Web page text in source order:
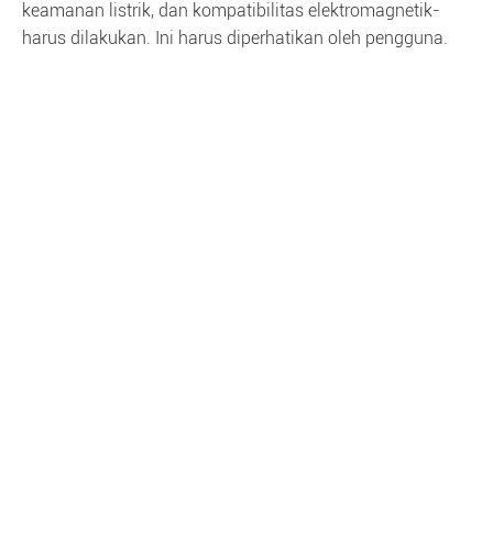
keamanan listrik, dan kompatibilitas elektromagnetik-
harus dilakukan. Ini harus diperhatikan oleh pengguna.